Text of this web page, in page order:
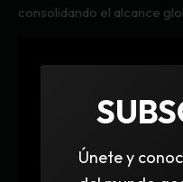
consolidando el alcance
Únete y